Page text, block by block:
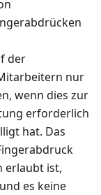
der
nur
wenn dies zur
erforderlich
hat. Das
erlaubt ist,
es keine